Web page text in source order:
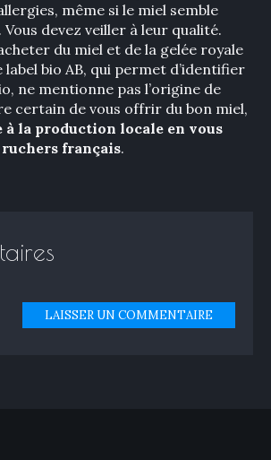
même si le miel semble
devez veiller à leur qualité.
du miel et de la gelée royale
label bio AB, qui permet d’identifier
ne mentionne pas l’origine de
certain de vous offrir du bon miel,
à la production locale en vous
ruchers français.
LAISSER UN COMMENTAIRE